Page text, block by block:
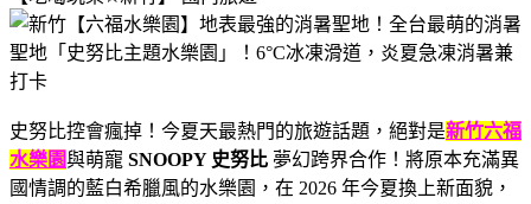
史努比控會瘋掉！今夏天最熱門的旅遊話題，絕對是新竹六福
水樂園與萌寵 SNOOPY 史努比 夢幻跨界合作！將原本充滿異
國情調的藍白希臘風的水樂園，在 2026 年今夏換上新面貌，